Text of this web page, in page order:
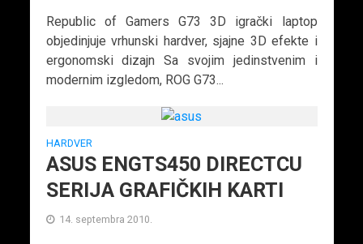
Republic of Gamers G73 3D igrački laptop
objedinjuje vrhunski hardver, sjajne 3D efekte i
ergonomski dizajn Sa svojim jedinstvenim i
modernim izgledom, ROG G73...
HARDVER
ASUS ENGTS450 DIRECTCU
SERIJA GRAFIČKIH KARTI
14. septembra 2010.